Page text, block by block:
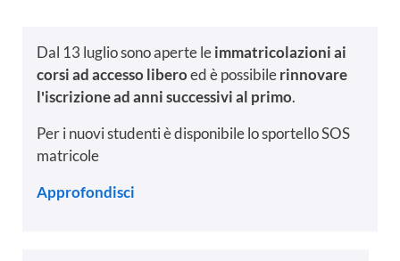
Dal 13 luglio sono aperte leimmatricolazioni ai
corsi ad accesso liberoed è possibilerinnovare
l'iscrizione ad anni successivi al primo.
Per i nuovi studenti è disponibile lo sportello SOS
matricole
Approfondisci